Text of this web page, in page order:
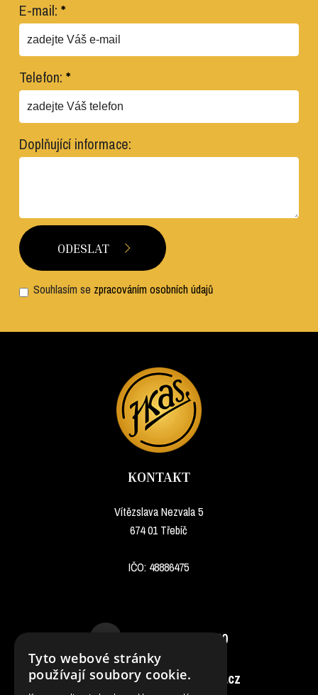
E-mail: *
Telefon: *
Doplňující informace:
Souhlasím se zpracováním osobních údajů
KONTAKT
Vítězslava Nezvala 5
674 01 Třebíč
IČO: 48886475
+420 568 844 220
jan.konecny@jkas.cz
Tyto webové stránky
používají soubory cookie.